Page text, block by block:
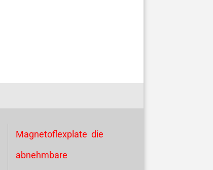
Magnetoflexplate die
abnehmbare